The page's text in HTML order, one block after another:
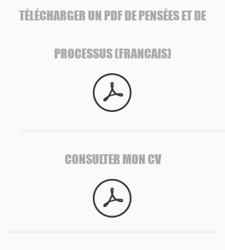
TÉLÉCHARGER UN PDF DE PENSÉES ET DE
PROCESSUS (FRANCAIS)
CONSULTER MON CV